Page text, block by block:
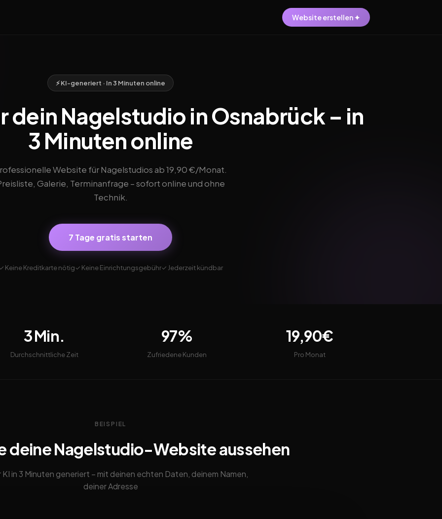
Website erstellen ✦
⚡ KI-generiert · In 3 Minuten online
dein Nagelstudio in Osnabrück – in
3 Minuten online
Website für Nagelstudios ab 19,90 €/Monat.
Galerie, Terminanfrage – sofort online und ohne
Technik.
7 Tage gratis starten
Keine Kreditkarte nötig✓ Keine Einrichtungsgebühr✓ Jederzeit kündbar
3 Min.
Durchschnittliche Zeit
97%
Zufriedene Kunden
19,90€
Pro Monat
BEISPIEL
deine Nagelstudio-Website aussehen
KI in 3 Minuten generiert – mit deinen echten Daten, deinem Namen,
deiner Adresse